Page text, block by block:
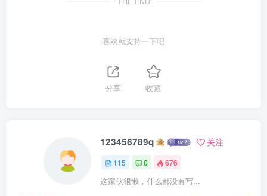
喜欢就支持一下吧
分享 收藏
123456789q 关注
115 0 676
这家伙很懒，什么都没有写...